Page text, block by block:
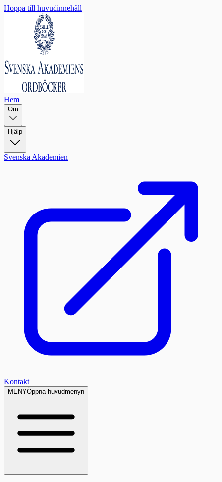
Hoppa till huvudinnehåll
Hem
Om
Hjälp
Svenska Akademien
Kontakt
MENYÖppna huvudmenyn